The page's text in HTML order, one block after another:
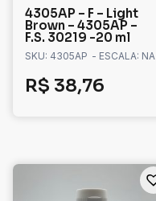
4305AP – F – Light
Brown – 4305AP –
F.S. 30219 -20 ml
SKU: 4305AP - ESCALA: NA
R$ 38,76